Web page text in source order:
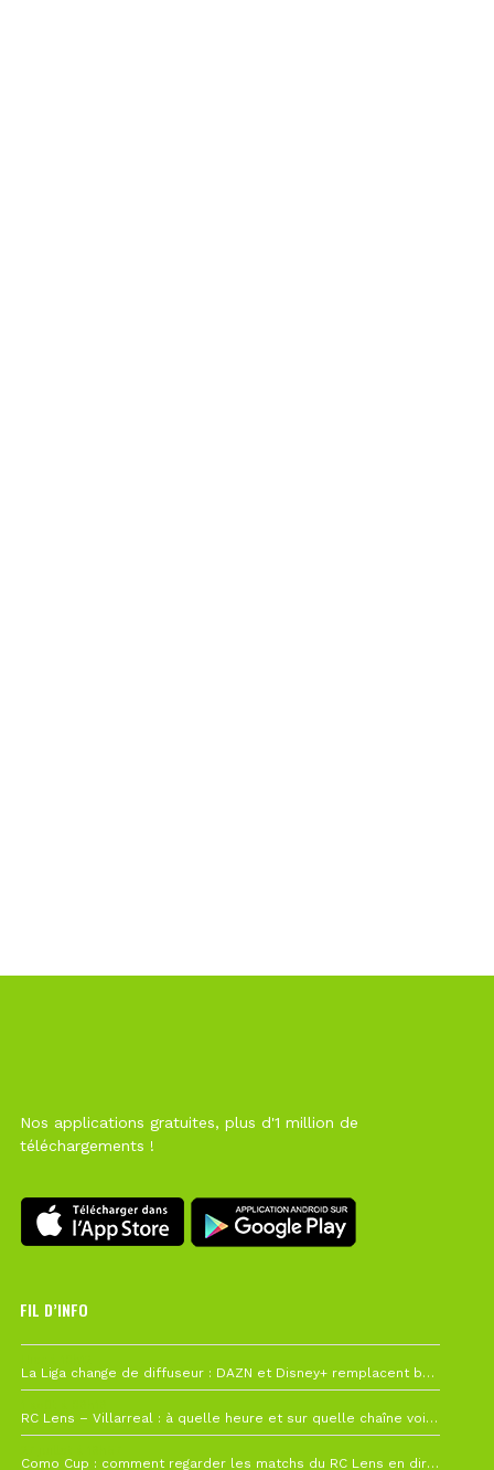
Nos applications gratuites, plus d'1 million de
téléchargements !
FIL D’INFO
La Liga change de diffuseur : DAZN et Disney+ remplacent beIN Sports !
RC Lens – Villarreal : à quelle heure et sur quelle chaîne voir la finale de la Como Cup ?
Como Cup : comment regarder les matchs du RC Lens en direct ?